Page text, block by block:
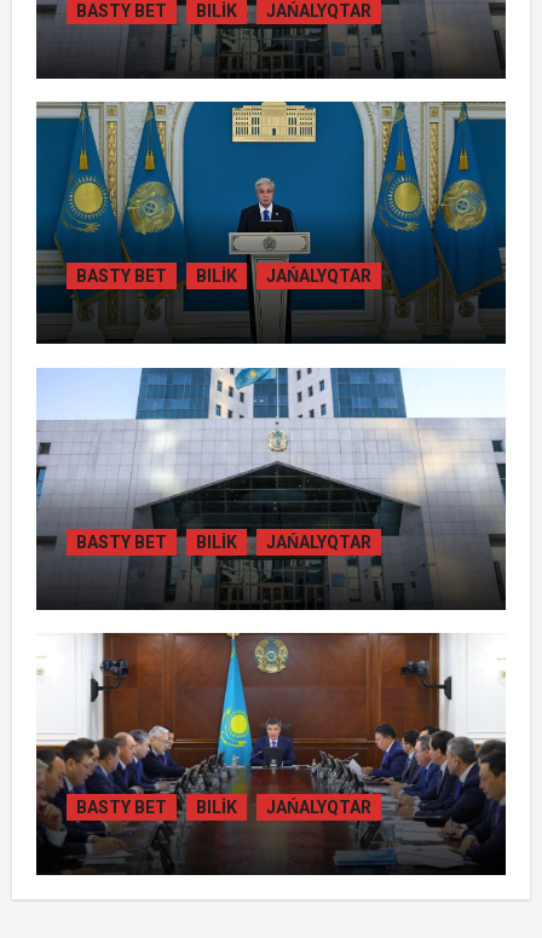
BASTY BET BILİK JAŃALYQTAR
ЖАМБЫЛ ОБЛЫСЫНДА ҚАЙТАРЫЛҒАН
АКТИВТЕР ЕСЕБІНЕН 84 МЫҢ ТҰРҒЫН
ТҰРАҚТЫ ГАЗБЕН ҚАМТЫЛАДЫ
BASTY BET BILİK JAŃALYQTAR
ТОҚАЕВ БІРНЕШЕ ІРІ АВТОЖОЛ
ЖОБАСЫНЫҢ ҚҰРЫЛЫСЫН РЕСМИ
ТҮРДЕ БАСТАП БЕРДІ
BASTY BET BILİK JAŃALYQTAR
ҚАЗАҚСТАНДА ГИДРОЭНЕРГЕТИКАНЫ
ДАМЫТУДЫҢ 2035 ЖЫЛҒА ДЕЙІНГІ
ЖОСПАРЫ БЕКІТІЛДІ
BASTY BET BILİK JAŃALYQTAR
ОЛЖАС БЕКТЕНОВ ЭНЕРГЕТИКА
ЖӘНЕ КОММУНАЛДЫҚ